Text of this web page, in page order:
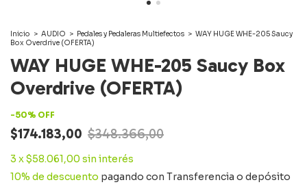
Inicio > AUDIO > Pedales y Pedaleras Multiefectos > WAY HUGE WHE-205 Saucy
Box Overdrive (OFERTA)
WAY HUGE WHE-205 Saucy Box
Overdrive (OFERTA)
-50% OFF
$174.183,00 $348.366,00
3 x$58.061,00 sin interés
10% de descuento pagando con Transferencia o depósito